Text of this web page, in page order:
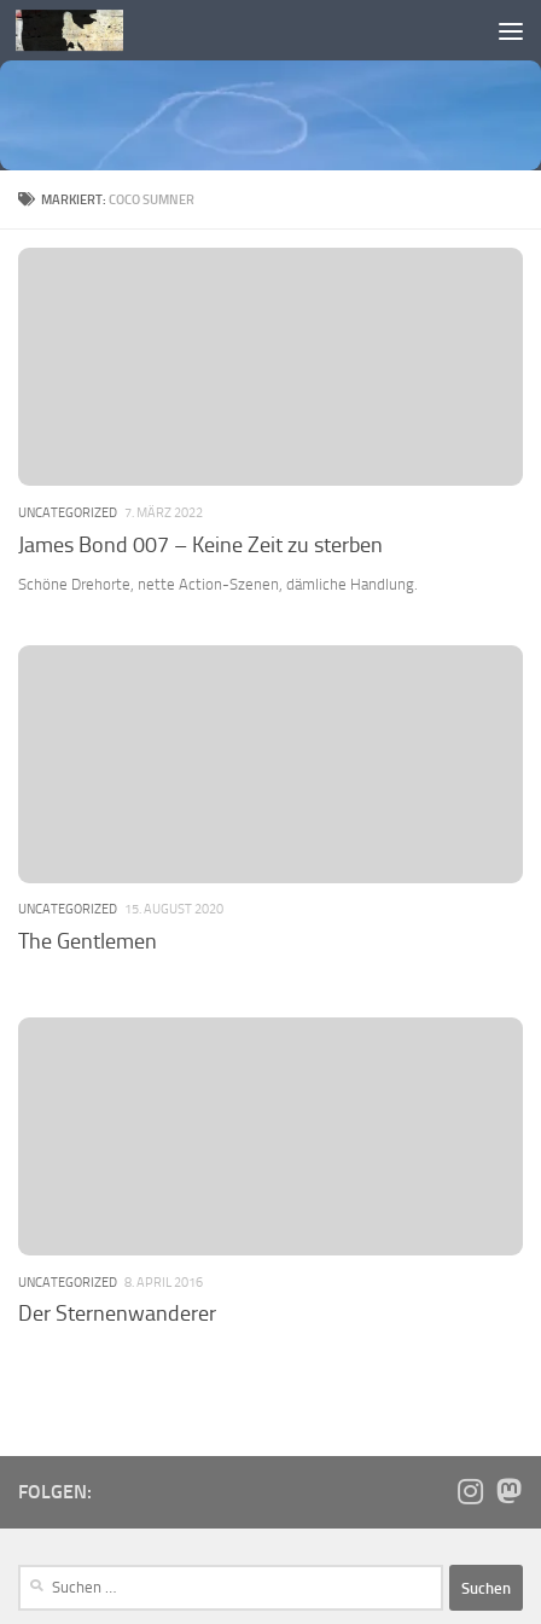
Skip to content
MARKIERT:COCO SUMNER
UNCATEGORIZED 7. MÄRZ 2022
James Bond 007 – Keine Zeit zu sterben
Schöne Drehorte, nette Action-Szenen, dämliche Handlung.
UNCATEGORIZED 15. AUGUST 2020
The Gentlemen
UNCATEGORIZED 8. APRIL 2016
Der Sternenwanderer
FOLGEN: